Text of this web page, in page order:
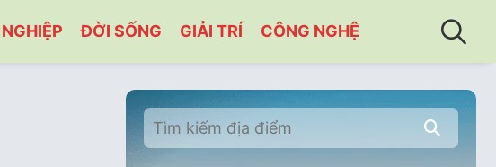
ĐỜI SỐNG GIẢI TRÍ CÔNG NGHỆ